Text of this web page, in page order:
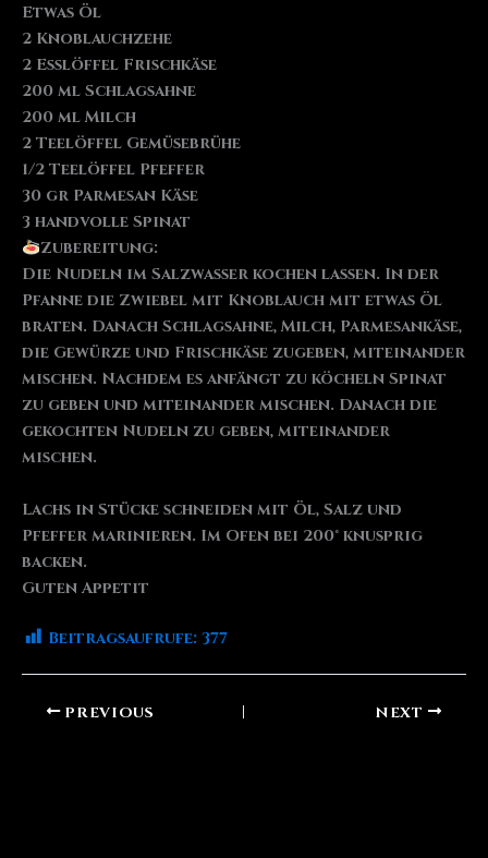
Etwas Öl
2 Knoblauchzehe
2 Esslöffel Frischkäse
200 ml Schlagsahne
200 ml Milch
2 Teelöffel Gemüsebrühe
1/2 Teelöffel Pfeffer
30 gr Parmesan Käse
3 handvolle Spinat
Zubereitung:
Die Nudeln im Salzwasser kochen lassen. In der
Pfanne die Zwiebel mit Knoblauch mit etwas Öl
braten. Danach Schlagsahne, Milch, Parmesankäse,
die Gewürze und Frischkäse zugeben, miteinander
mischen. Nachdem es anfängt zu köcheln Spinat
zu geben und miteinander mischen. Danach die
gekochten Nudeln zu geben, miteinander
mischen.
Lachs in Stücke schneiden mit Öl, Salz und
Pfeffer marinieren. Im Ofen bei 200° knusprig
backen.
Guten Appetit
Beitragsaufrufe: 377
PREVIOUS NEXT